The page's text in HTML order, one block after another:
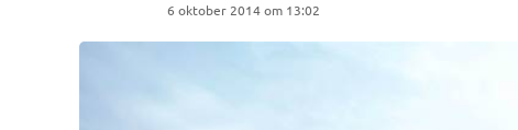
6 oktober 2014 om 13:02